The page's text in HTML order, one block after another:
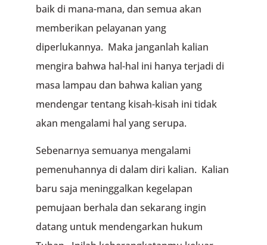
baik di mana-mana, dan semua akan
memberikan pelayanan yang
diperlukannya. Maka janganlah kalian
mengira bahwa hal-hal ini hanya terjadi di
masa lampau dan bahwa kalian yang
mendengar tentang kisah-kisah ini tidak
akan mengalami hal yang serupa.
Sebenarnya semuanya mengalami
pemenuhannya di dalam diri kalian. Kalian
baru saja meninggalkan kegelapan
pemujaan berhala dan sekarang ingin
datang untuk mendengarkan hukum